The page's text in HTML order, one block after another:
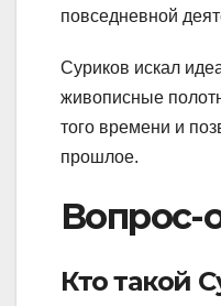
повседневной
Суриков искал
живописные
того времени и
прошлое.
Вопрос-
Кто такой